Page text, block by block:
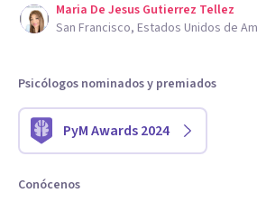
Maria De Jesus Gutierrez Tellez
San Francisco, Estados Unidos de
Psicólogos nominados y premiados
PyM Awards 2024
Conócenos